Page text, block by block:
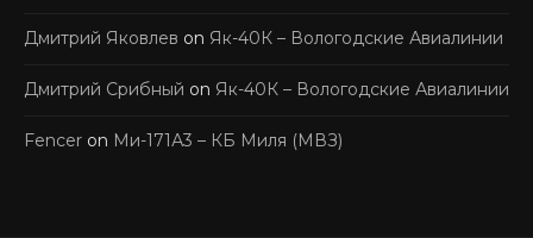
Дмитрий Яковлев on Як-40К – Вологодские Авиалинии
Дмитрий Срибный on Як-40К – Вологодские Авиалинии
Fencer on Ми-171А3 – КБ Миля (МВЗ)